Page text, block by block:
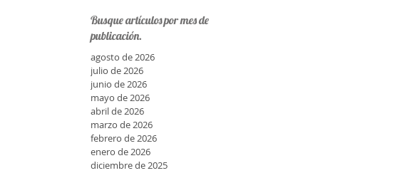
Busque artículos por mes de
publicación.
agosto de 2026
julio de 2026
junio de 2026
mayo de 2026
abril de 2026
marzo de 2026
febrero de 2026
enero de 2026
diciembre de 2025